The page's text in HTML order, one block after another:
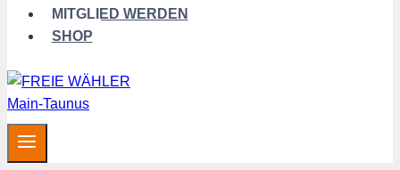
MITGLIED WERDEN
SHOP